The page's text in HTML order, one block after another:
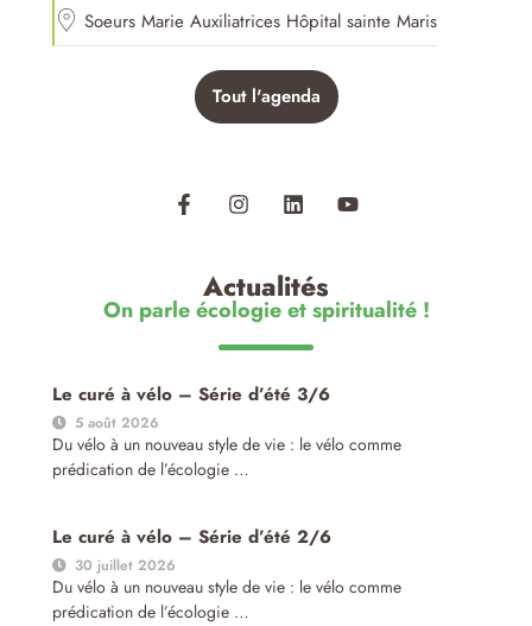
Soeurs Marie Auxiliatrices Hôpital sainte Maris
Tout l'agenda
Actualités
On parle écologie et spiritualité !
Le curé à vélo – Série d’été 3/6
5 août 2026
Du vélo à un nouveau style de vie : le vélo comme
prédication de l’écologie …
Le curé à vélo – Série d’été 2/6
30 juillet 2026
Du vélo à un nouveau style de vie : le vélo comme
prédication de l’écologie …